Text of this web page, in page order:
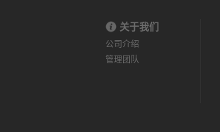
关于我们
公司介绍
管理团队